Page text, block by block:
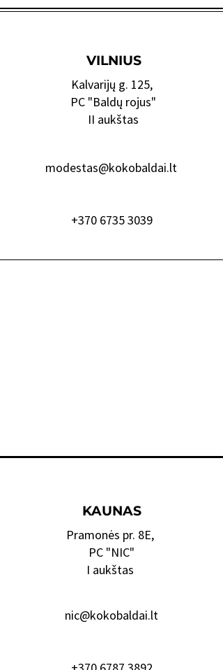
VILNIUS
Kalvarijų g. 125,
PC "Baldų rojus"
II aukštas
modestas@kokobaldai.lt
+370 6735 3039
KAUNAS
Pramonės pr. 8E,
PC "NIC"
I aukštas
nic@kokobaldai.lt